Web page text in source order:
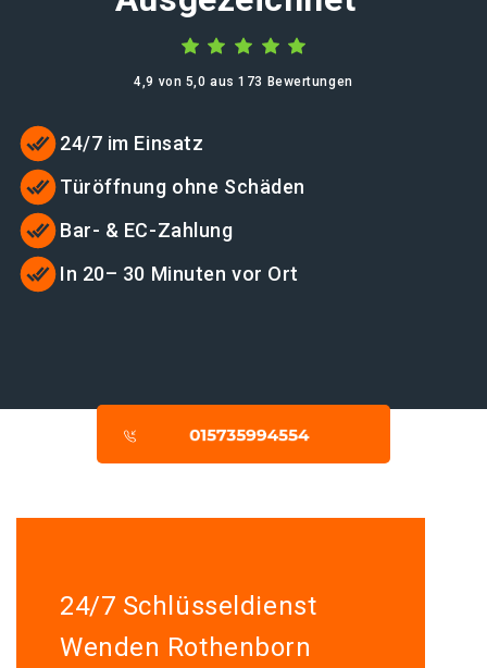
4,9 von 5,0 aus 173 Bewertungen
24/7 im Einsatz
Türöffnung ohne Schäden
Bar- & EC-Zahlung
In 20– 30 Minuten vor Ort
24/7 Schlüsseldienst
Wenden Rothenborn